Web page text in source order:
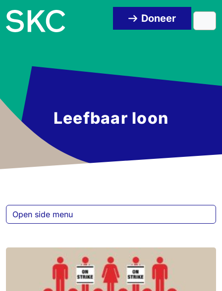
Doneer
Leefbaar loon
Open side menu